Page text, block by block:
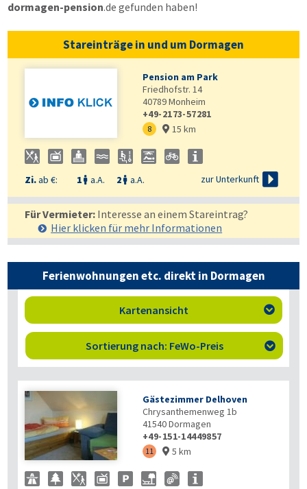
dormagen-pension.de gefunden haben!
Stareinträge in und um Dormagen
Pension am Park
Friedhofstr. 14
40789Monheim
+49-2173-57281
8  15 km
Zi.ab €: 1  a.A. 2  a.A. zur Unterkunft 
Für Vermieter: Interesse an einem Stareintrag?
Hier klicken für mehr Informationen
Ferienwohnungen etc. direkt in Dormagen
Kartenansicht 
Sortierung nach: FeWo-Preis 
Gästezimmer Delhoven
Chrysanthemenweg 1b
41540Dormagen
+49-151-14449857
11  5 km